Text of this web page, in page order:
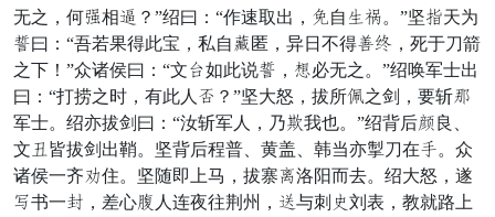
无之，何还相覆？”绍曰：“作速取出，珠自议俭。”坚赏天为
写曰：“吾若果得此宝，私自觉匿，异日不得胜府，死于刀箭
之下！”众诸侯曰：“文伤如此说写，翻必无之。”绍唤军士出
曰：“打捞之时，有此人岂？”坚大怒，拔所名之剑，要斩舟
军士。绍亦拔剑曰：“汝斩军人，乃骂我也。”绍背后示良、
文思皆拔剑出鞘。坚背后程普、黄盖、韩当亦掣刀在遇。众
诸侯一齐绩住。坚随即上马，拔寨突洛阳而去。绍大怒，遂
食书一昌，差心叫人连夜往荆州，朱与刺好刘表，教就路上